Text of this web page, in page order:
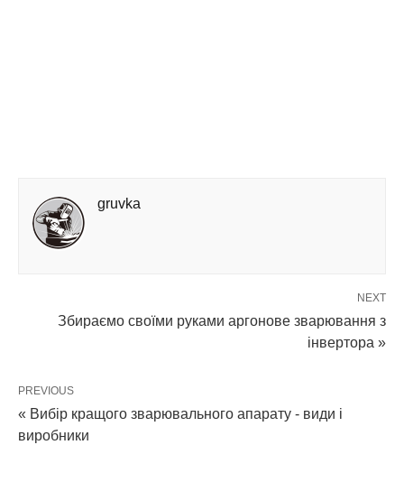
gruvka
NEXT
Збираємо своїми руками аргонове зварювання з
інвертора »
PREVIOUS
« Вибір кращого зварювального апарату - види і
виробники